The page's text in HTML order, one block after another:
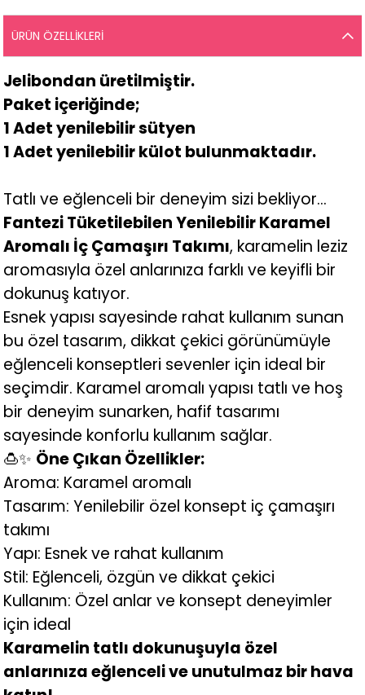
ÜRÜN ÖZELLIKLERI
Jelibondan üretilmiştir.
Paket içeriğinde;
1 Adet yenilebilir sütyen
1 Adet yenilebilir külot bulunmaktadır.
Tatlı ve eğlenceli bir deneyim sizi bekliyor…
Fantezi Tüketilebilen Yenilebilir Karamel
Aromalı İç Çamaşırı Takımı, karamelin leziz
aromasıyla özel anlarınıza farklı ve keyifli bir
dokunuş katıyor.
Esnek yapısı sayesinde rahat kullanım sunan
bu özel tasarım, dikkat çekici görünümüyle
eğlenceli konseptleri sevenler için ideal bir
seçimdir. Karamel aromalı yapısı tatlı ve hoş
bir deneyim sunarken, hafif tasarımı
sayesinde konforlu kullanım sağlar.
🍮✨ Öne Çıkan Özellikler:
Aroma: Karamel aromalı
Tasarım: Yenilebilir özel konsept iç çamaşırı
takımı
Yapı: Esnek ve rahat kullanım
Stil: Eğlenceli, özgün ve dikkat çekici
Kullanım: Özel anlar ve konsept deneyimler
için ideal
Karamelin tatlı dokunuşuyla özel
anlarınıza eğlenceli ve unutulmaz bir hava